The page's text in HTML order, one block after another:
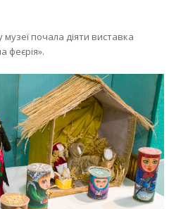
музеї почала діяти виставка
феєрія».